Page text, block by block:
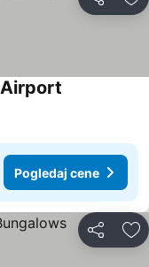
Deli
Pogledaj cene
Deli